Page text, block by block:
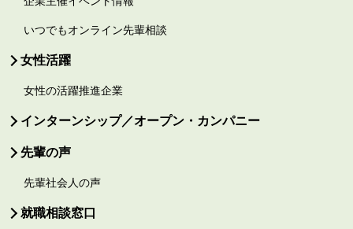
いつでもオンライン先輩相談
女性活躍
女性の活躍推進企業
インターンシップ／オープン・カンパニー
先輩の声
先輩社会人の声
就職相談窓口